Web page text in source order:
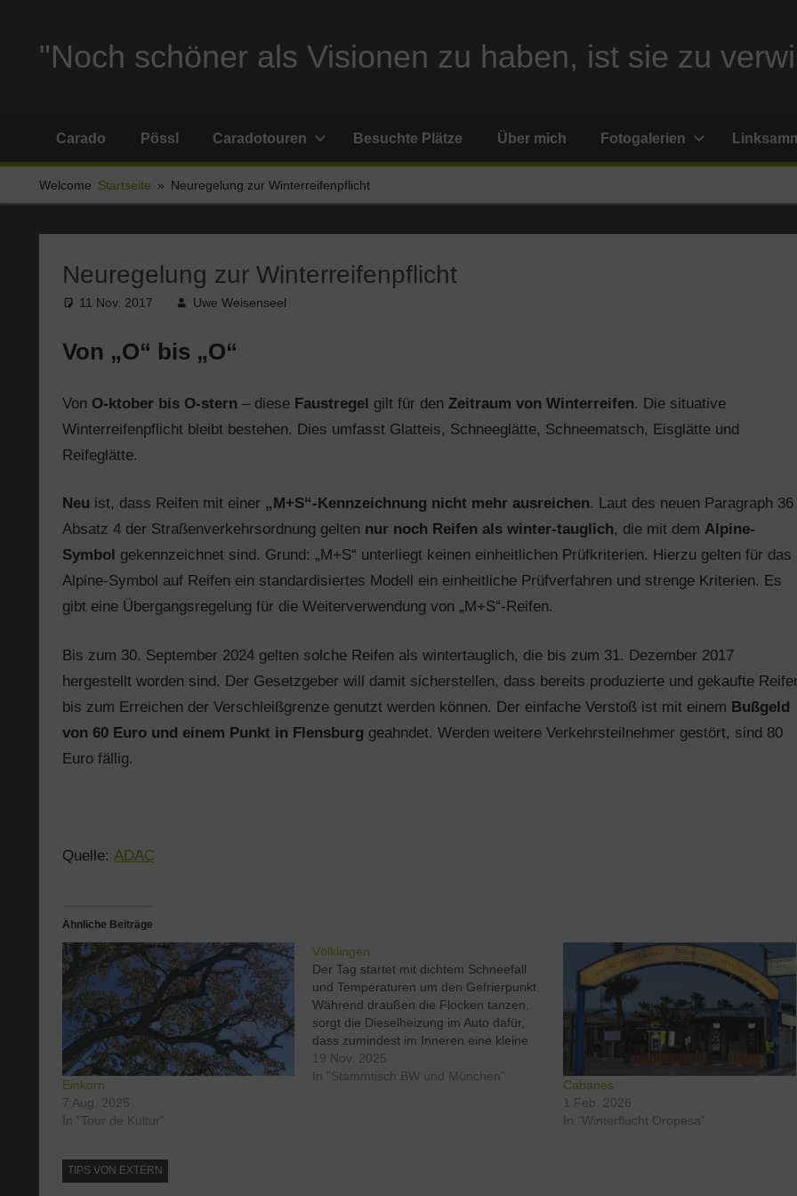
springen"Noch schöner als Visionen zu haben, ist sie zu
Stellplatzberichte
und
alles
rund
Ferien
Carado Pössl Caradotouren Besuchte Plätze Über mich Fotogalerien
Welcome Startseite Neuregelung zur Winterreifenpflicht
Neuregelung zur Winterreifenpflicht
11 Nov. 2017 Uwe Weisenseel
Von „O“ bis „O“
Von O-ktober bis O-stern – diese Faustregel gilt für den Zeitraum von Winterreifen. Die situative
Winterreifenpflicht bleibt bestehen. Dies umfasst Glatteis, Schneeglätte, Schneematsch, Eisglätte und
Reifeglätte.
Neu ist, dass Reifen mit einer „M+S“-Kennzeichnung nicht mehr ausreichen. Laut des neuen Paragraph 36
Absatz 4 der Straßenverkehrsordnung gelten nur noch Reifen als winter-tauglich, die mit dem Alpine-
Symbol gekennzeichnet sind. Grund: „M+S“ unterliegt keinen einheitlichen Prüfkriterien. Hierzu gelten für das
Alpine-Symbol auf Reifen ein standardisiertes Modell ein einheitliche Prüfverfahren und strenge Kriterien. Es
gibt eine Übergangsregelung für die Weiterverwendung von „M+S“-Reifen.
Bis zum 30. September 2024 gelten solche Reifen als wintertauglich, die bis zum 31. Dezember 2017
hergestellt worden sind. Der Gesetzgeber will damit sicherstellen, dass bereits produzierte und gekaufte
bis zum Erreichen der Verschleißgrenze genutzt werden können. Der einfache Verstoß ist mit einem Bußgeld
von 60 Euro und einem Punkt in Flensburg geahndet. Werden weitere Verkehrsteilnehmer gestört, sind 80
Euro fällig.
Quelle: ADAC
Ähnliche Beiträge
Einkorn
7 Aug. 2025
In "Tour de Kultur"
Völklingen
Der Tag startet mit dichtem Schneefall
und Temperaturen um den Gefrierpunkt.
Während draußen die Flocken tanzen,
sorgt die Dieselheizung im Auto dafür,
dass zumindest im Inneren eine kleine
Insel der Gemütlichkeit entsteht. Die
Straßen sind grau, der Himmel schwer,
19 Nov. 2025
In "Stammtisch BW und München"
Cabanes
1 Feb. 2026
In "Winterflucht Oropesa"
TIPS VON EXTERN